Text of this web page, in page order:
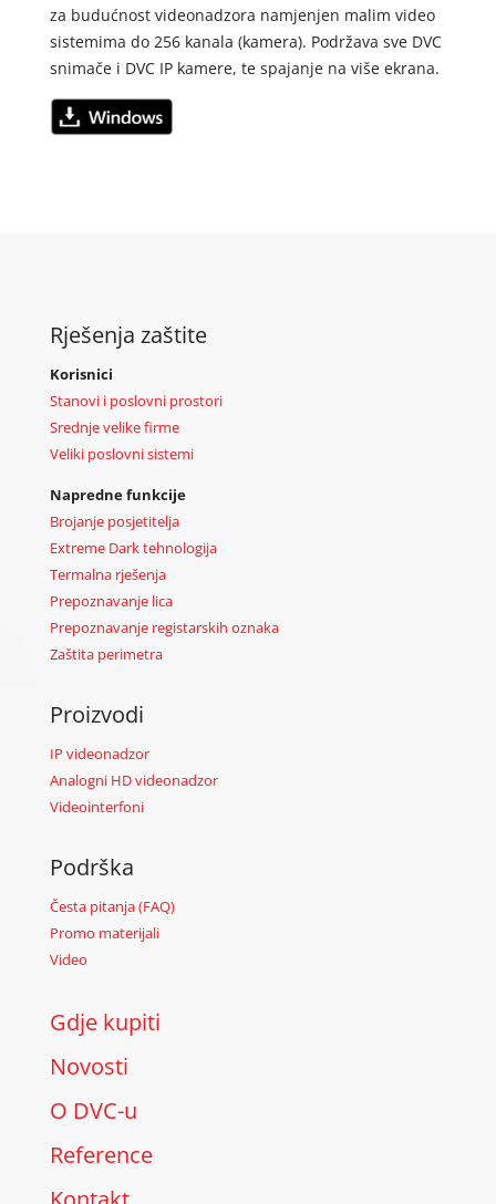
za budućnost videonadzora namjenjen malim video
sistemima do 256 kanala (kamera). Podržava sve DVC
snimače i DVC IP kamere, te spajanje na više ekrana.
Rješenja zaštite
Korisnici
Stanovi i poslovni prostori
Srednje velike firme
Veliki poslovni sistemi
Napredne funkcije
Brojanje posjetitelja
Extreme Dark tehnologija
Termalna rješenja
Prepoznavanje lica
Prepoznavanje registarskih oznaka
Zaštita perimetra
Proizvodi
IP videonadzor
Analogni HD videonadzor
Videointerfoni
Podrška
Česta pitanja (FAQ)
Promo materijali
Video
Gdje kupiti
Novosti
O DVC-u
Reference